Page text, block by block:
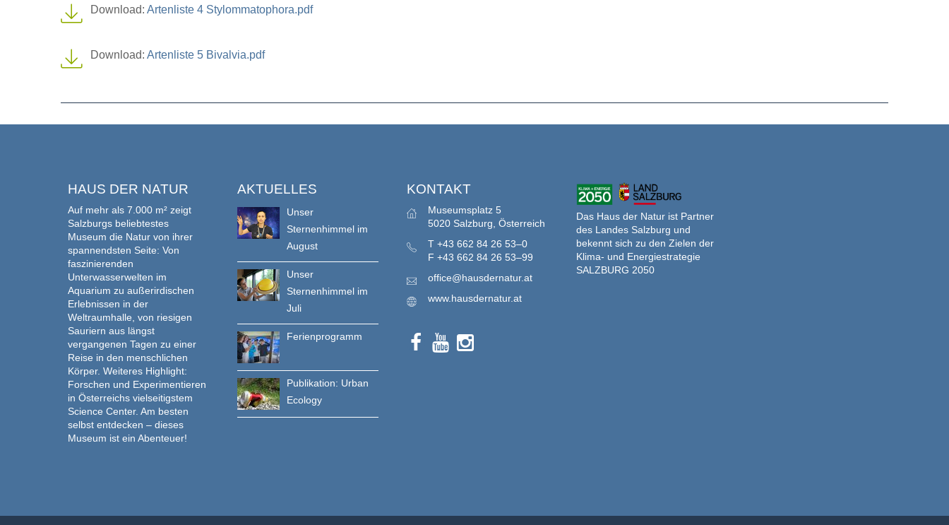
Download: Artenliste 4 Stylommatophora.pdf
Download: Artenliste 5 Bivalvia.pdf
HAUS DER NATUR
Auf mehr als 7.000 m² zeigt
Salzburgs beliebtestes
Museum die Natur von ihrer
spannendsten Seite: Von
faszinierenden
Unterwasserwelten im
Aquarium zu außerirdischen
Erlebnissen in der
Weltraumhalle, von riesigen
Sauriern aus längst
vergangenen Tagen zu einer
Reise in den menschlichen
Körper. Weiteres Highlight:
Forschen und Experimentieren
in Österreichs vielseitigstem
Science Center. Am besten
selbst entdecken – dieses
Museum ist ein Abenteuer!
AKTUELLES
Unser
Sternenhimmel im
August
Unser
Sternenhimmel im
Juli
Ferienprogramm
Publikation: Urban
Ecology
KONTAKT
Museumsplatz 5
5020 Salzburg, Österreich
T +43 662 84 26 53–0
F +43 662 84 26 53–99
office@hausdernatur.at
www.hausdernatur.at
Das Haus der Natur ist Partner
des Landes Salzburg und
bekennt sich zu den Zielen der
Klima- und Energiestrategie
SALZBURG 2050